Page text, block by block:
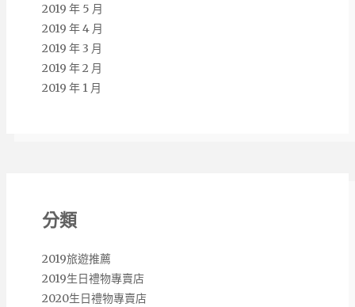
2019 年 5 月
2019 年 4 月
2019 年 3 月
2019 年 2 月
2019 年 1 月
分類
2019旅遊推薦
2019生日禮物專賣店
2020生日禮物專賣店